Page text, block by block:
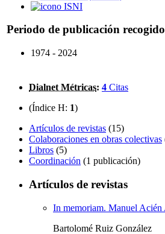
ISNI
Periodo de publicación recogido
1974 - 2024
Dialnet Métricas: 4 Citas
(Índice H: 1)
Artículos de revistas (15)
Colaboraciones en obras colectivas
Libros (5)
Coordinación (1 publicación)
Artículos de revistas
In memoriam. Manuel Acién
Bartolomé Ruiz González